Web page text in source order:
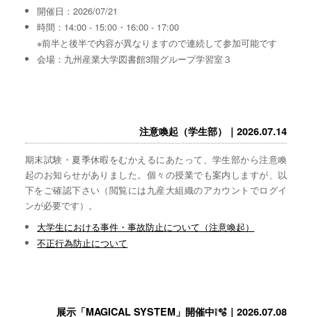
開催日：2026/07/21
時間：14:00 - 15:00・16:00 - 17:00
※前半と後半で内容が異なりますので連続して参加可能です
会場：九州産業大学図書館3階グループ学習室３
注意喚起（学生部）｜2026.07.14
期末試験・夏季休暇をむかえるにあたって、学生部から注意喚
起のお知らせがありました。個々の授業でも案内しますが、以
下をご確認下さい（閲覧には九産大組織のアカウントでログイ
ンが必要です）。
大学生における事件・事故防止について（注意喚起）
不正行為防止について
展示「MAGICAL SYSTEM」開催中❕🫧｜2026.07.08